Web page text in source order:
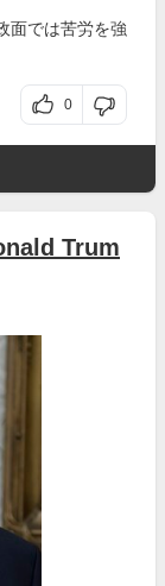
面では苦労を強
0
Trum